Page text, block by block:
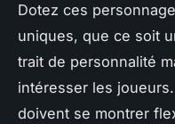
Dotez ces
uniques, que ce soit
trait de personnalité
intéresser les
doivent se montrer